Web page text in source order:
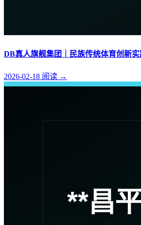
DB真人旗舰集团｜民族传统体育创新
2026-02-18 阅读 →